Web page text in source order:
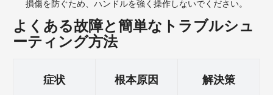
損傷を防ぐため、ハンドルを強く操作しないでください。
よくある故障と簡単なトラブルシュ
ーティング方法
症状 根本原因 解決策